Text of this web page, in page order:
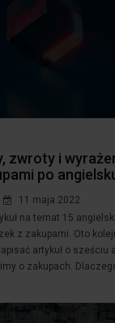
zwroty i
po
11 maja 2022
na temat 15
z zakupami. Oto
artykuł o
o zakupach.